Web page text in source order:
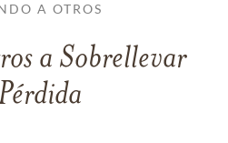
A OTROS
a Sobrellevar